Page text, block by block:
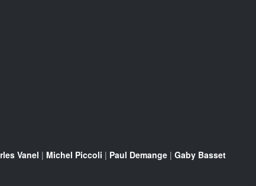
Vanel | Michel Piccoli | Paul Demange | Gaby Basset